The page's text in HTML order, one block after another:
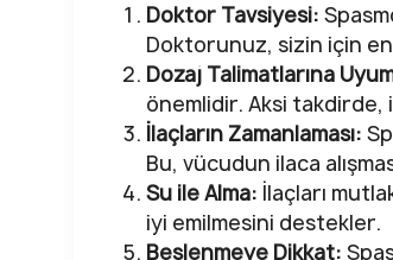
Doktor Tavsiyesi:
Doktorunuz, sizin için
Dozaj Talimatlarına
önemlidir. Aksi takdirde,
İlaçların Zamanlaması:
Bu, vücudun ilaca
Su ile Alma: İlaçları
iyi emilmesini destekler.
Beslenmeye Dikkat: